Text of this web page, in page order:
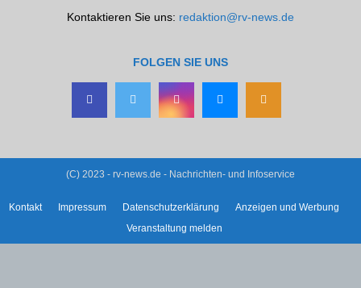
Kontaktieren Sie uns: redaktion@rv-news.de
FOLGEN SIE UNS
(C) 2023 - rv-news.de - Nachrichten- und Infoservice
Kontakt Impressum Datenschutzerklärung
Anzeigen und Werbung
Veranstaltung melden